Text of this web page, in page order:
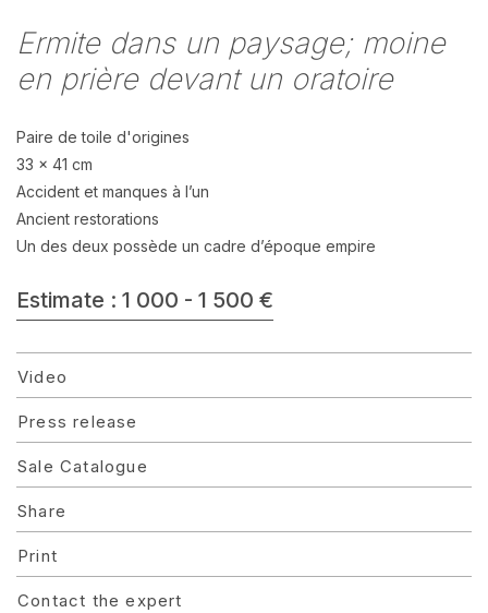
Ermite dans un paysage; moine
en prière devant un oratoire
Paire de toile d'origines
33 x 41 cm
Accident et manques à l’un
Ancient restorations
Un des deux possède un cadre d’époque empire
Estimate : 1 000 - 1 500 €
Video
Press release
Sale Catalogue
Share
Print
Contact the expert